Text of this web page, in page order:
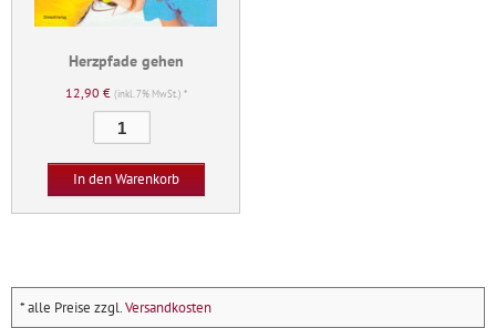
Herzpfade gehen
12,90 € (inkl. 7% MwSt.) *
gehen
Menge
In den Warenkorb
* alle Preise zzgl.Versandkosten